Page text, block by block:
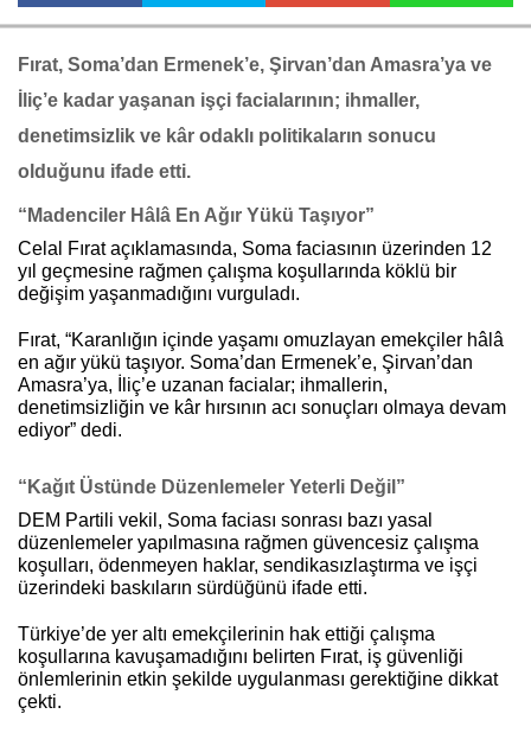
Fırat, Soma’dan Ermenek’e, Şirvan’dan Amasra’ya ve
İliç’e kadar yaşanan işçi facialarının; ihmaller,
denetimsizlik ve kâr odaklı politikaların sonucu
olduğunu ifade etti.
“Madenciler Hâlâ En Ağır Yükü Taşıyor”
Celal Fırat açıklamasında, Soma faciasının üzerinden 12
yıl geçmesine rağmen çalışma koşullarında köklü bir
değişim yaşanmadığını vurguladı.
Fırat, “Karanlığın içinde yaşamı omuzlayan emekçiler hâlâ
en ağır yükü taşıyor. Soma’dan Ermenek’e, Şirvan’dan
Amasra’ya, İliç’e uzanan facialar; ihmallerin,
denetimsizliğin ve kâr hırsının acı sonuçları olmaya devam
ediyor” dedi.
“Kağıt Üstünde Düzenlemeler Yeterli Değil”
DEM Partili vekil, Soma faciası sonrası bazı yasal
düzenlemeler yapılmasına rağmen güvencesiz çalışma
koşulları, ödenmeyen haklar, sendikasızlaştırma ve işçi
üzerindeki baskıların sürdüğünü ifade etti.
Türkiye’de yer altı emekçilerinin hak ettiği çalışma
koşullarına kavuşamadığını belirten Fırat, iş güvenliği
önlemlerinin etkin şekilde uygulanması gerektiğine dikkat
çekti.
Haberin Doğru Adresi.